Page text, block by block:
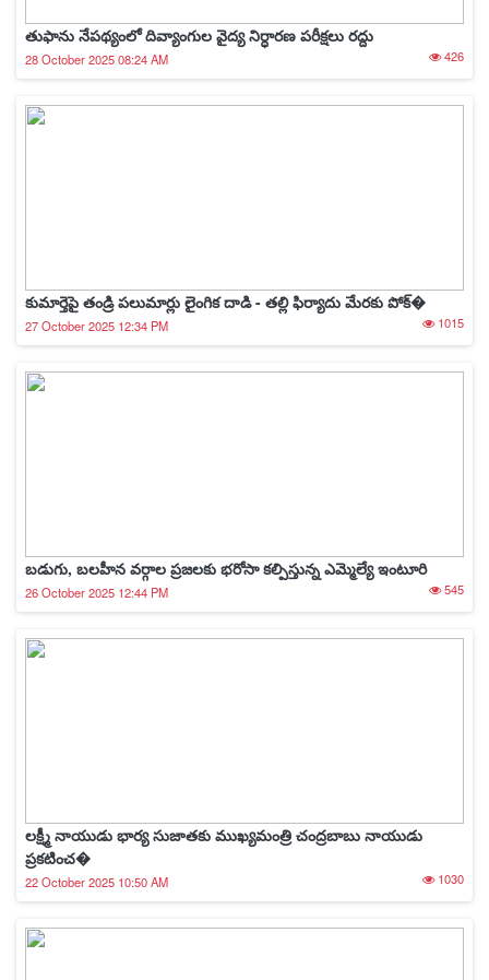
తుఫాను నేపథ్యంలో దివ్యాంగుల వైద్య నిర్ధారణ పరీక్షలు రద్దు
28 October 2025 08:24 AM 426
కుమార్తెపై తండ్రి పలుమార్లు లైంగిక దాడి - తల్లి ఫిర్యాదు మేరకు పోక్�
27 October 2025 12:34 PM 1015
బడుగు, బలహీన వర్గాల ప్రజలకు భరోసా కల్పిస్తున్న ఎమ్మెల్యే ఇంటూరి
26 October 2025 12:44 PM 545
లక్ష్మీ నాయుడు భార్య సుజాతకు ముఖ్యమంత్రి చంద్రబాబు నాయుడు
ప్రకటించ�
22 October 2025 10:50 AM 1030